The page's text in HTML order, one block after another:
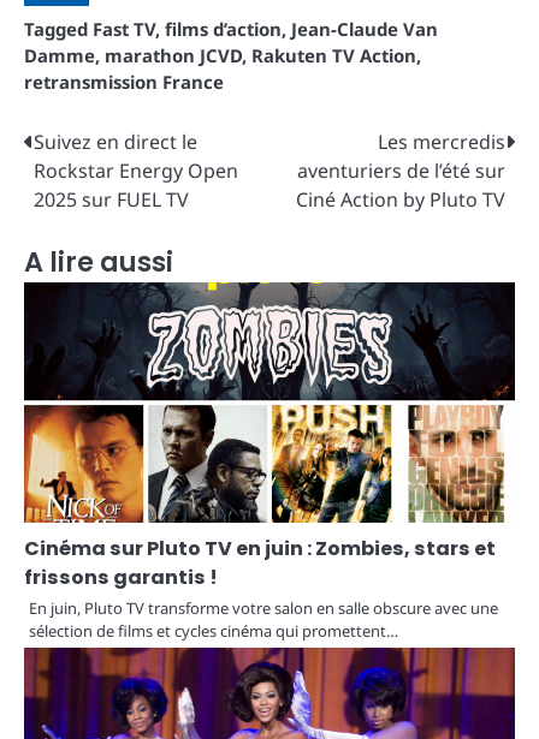
Tagged Fast TV, films d’action, Jean-Claude Van
Damme, marathon JCVD, Rakuten TV Action,
retransmission France
Navigation
de
Suivez en direct le
Rockstar Energy Open
2025 sur FUEL TV
Les mercredis
aventuriers de l’été sur
Ciné Action by Pluto TV
A lire aussi
Cinéma sur Pluto TV en juin : Zombies, stars et
frissons garantis !
En juin, Pluto TV transforme votre salon en salle obscure avec une
sélection de films et cycles cinéma qui promettent…